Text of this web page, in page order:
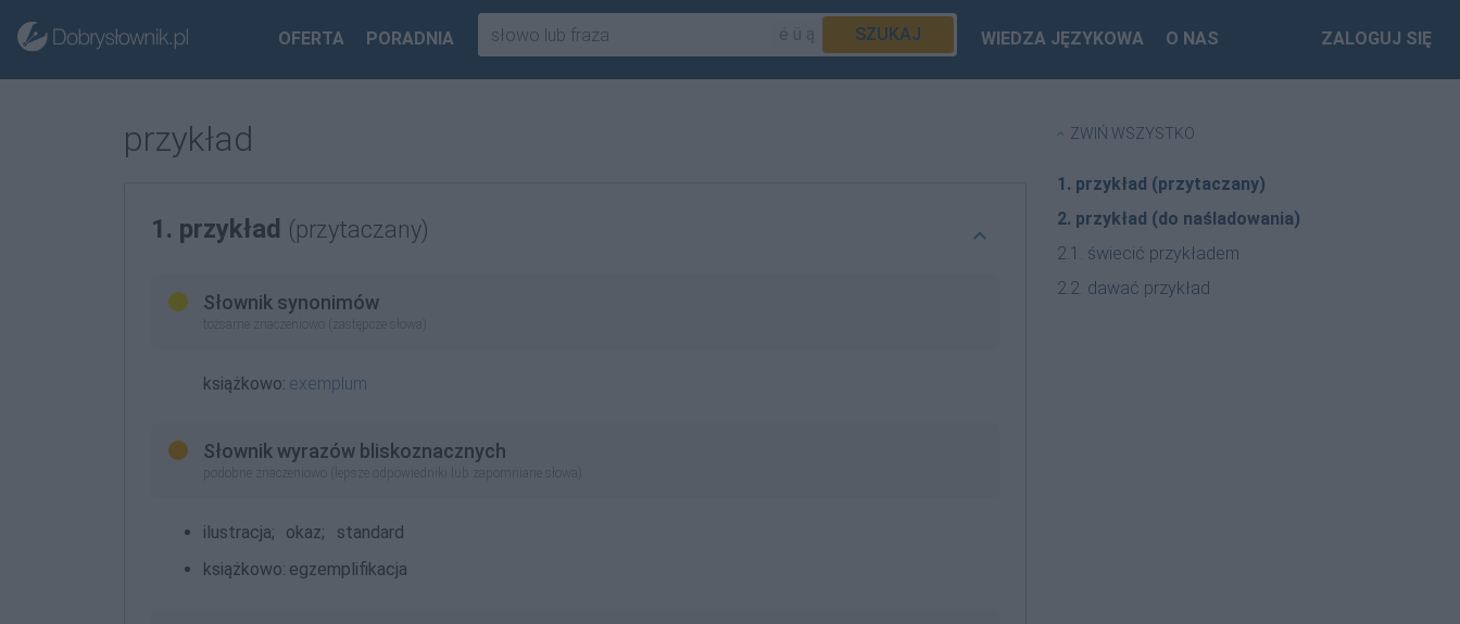
OFERTA PORADNIA SZUKAJ WIEDZA JĘZYKOWA O NAS ZALOGUJ SIĘ
przykład
1. przykład (przytaczany)
Słownik synonimów
tożsame znaczeniowo (zastępcze słowa)
książkowo: exemplum
Słownik wyrazów bliskoznacznych
podobne znaczeniowo (lepsze odpowiedniki lub zapomniane słowa)
ilustracja; okaz;
standard
książkowo: egzemplifikacja
ZWIŃ WSZYSTKO
1. przykład (przytaczany)
2. przykład (do naśladowania)
2.1. świecić przykładem
2.2. dawać przykład